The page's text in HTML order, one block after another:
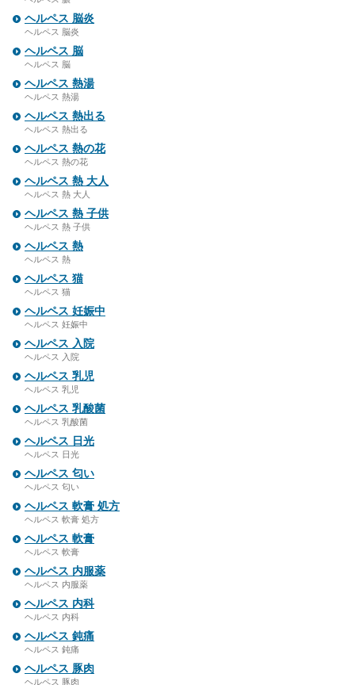
ヘルペス 脳炎
ヘルペス 脳炎
ヘルペス 脳
ヘルペス 脳
ヘルペス 熱湯
ヘルペス 熱湯
ヘルペス 熱出る
ヘルペス 熱出る
ヘルペス 熱の花
ヘルペス 熱の花
ヘルペス 熱 大人
ヘルペス 熱 大人
ヘルペス 熱 子供
ヘルペス 熱 子供
ヘルペス 熱
ヘルペス 熱
ヘルペス 猫
ヘルペス 猫
ヘルペス 妊娠中
ヘルペス 妊娠中
ヘルペス 入院
ヘルペス 入院
ヘルペス 乳児
ヘルペス 乳児
ヘルペス 乳酸菌
ヘルペス 乳酸菌
ヘルペス 日光
ヘルペス 日光
ヘルペス 匂い
ヘルペス 匂い
ヘルペス 軟膏 処方
ヘルペス 軟膏 処方
ヘルペス 軟膏
ヘルペス 軟膏
ヘルペス 内服薬
ヘルペス 内服薬
ヘルペス 内科
ヘルペス 内科
ヘルペス 鈍痛
ヘルペス 鈍痛
ヘルペス 豚肉
ヘルペス 豚肉